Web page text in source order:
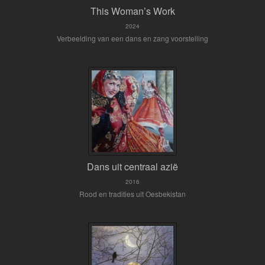
This Woman’s Work
2024
Verbeelding van een dans en zang voorstelling
Dans uit centraal azië
2016
Rood en tradities uit Oesbekistan